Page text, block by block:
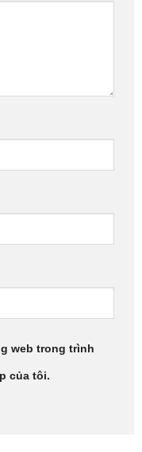
web trong trình
của tôi.